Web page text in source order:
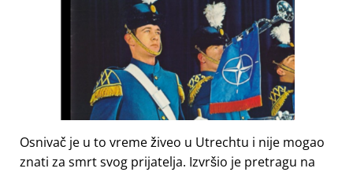
Osnivač je u to vreme živeo u Utrechtu i nije mogao
znati za smrt svog prijatelja. Izvršio je pretragu na